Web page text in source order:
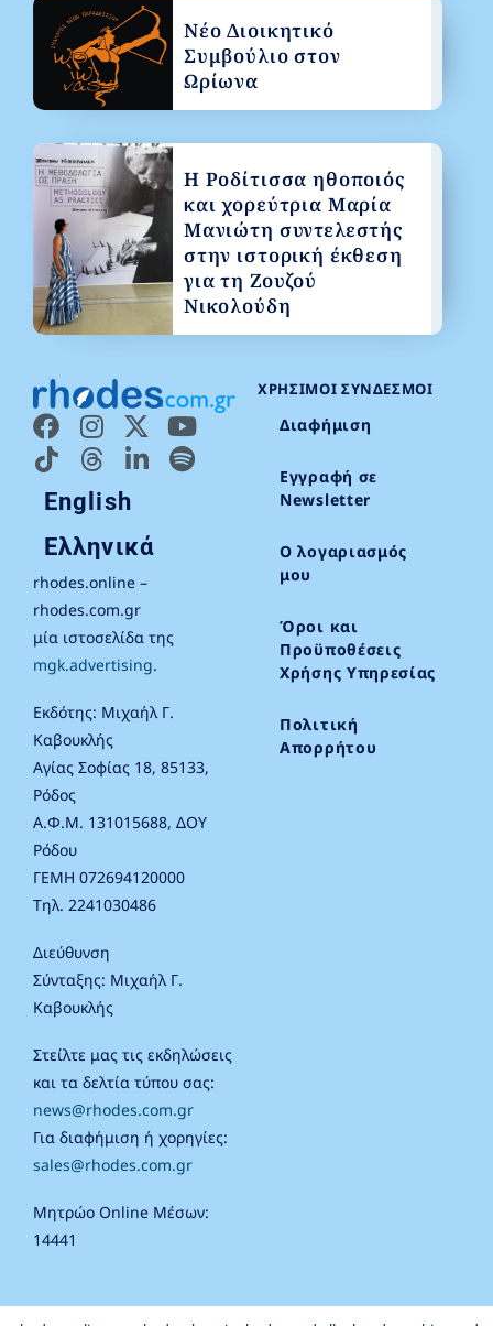
English
Ελληνικά
rhodes.online –
rhodes.com.gr
μία ιστοσελίδα της
mgk.advertising.
Εκδότης: Μιχαήλ Γ.
Καβουκλής
Αγίας Σοφίας 18, 85133,
Ρόδος
Α.Φ.Μ. 131015688, ΔΟΥ
Ρόδου
ΓΕΜΗ 072694120000
Τηλ. 2241030486
Διεύθυνση
Σύνταξης: Μιχαήλ Γ.
Καβουκλής
Στείλτε μας τις εκδηλώσεις
και τα δελτία τύπου σας:
news@rhodes.com.gr
Για διαφήμιση ή χορηγίες:
sales@rhodes.com.gr
Μητρώο Online Μέσων:
14441
ΧΡΉΣΙΜΟΙ ΣΎΝΔΕΣΜΟΙ
Διαφήμιση
Εγγραφή σε
Newsletter
Ο λογαριασμός
μου
Όροι και
Προϋποθέσεις
Χρήσης Υπηρεσίας
Πολιτική
Απορρήτου
Νέο Διοικητικό
Συμβούλιο στον
Ωρίωνα
Η Ροδίτισσα ηθοποιός
και χορεύτρια Μαρία
Μανιώτη συντελεστής
στην ιστορική έκθεση
για τη Ζουζού
Νικολούδη